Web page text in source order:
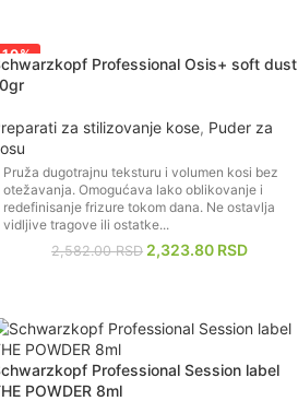
Professional Osis+ soft dust
za stilizovanje kose, Puder za
2,582.00RSD 2,323.80 RSD
Pruža dugotrajnu teksturu i volumen kosi bez
otežavanja. Omogućava lako oblikovanje i
redefinisanje frizure tokom dana. Ne ostavlja
vidljive tragove ili ostatke...
Professional Session label
POWDER 8ml